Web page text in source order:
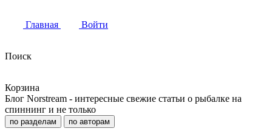
Главная Войти
Поиск
Корзина
Блог Norstream - интересные свежие статьи о рыбалке на
спиннинг и не только
по разделам по авторам